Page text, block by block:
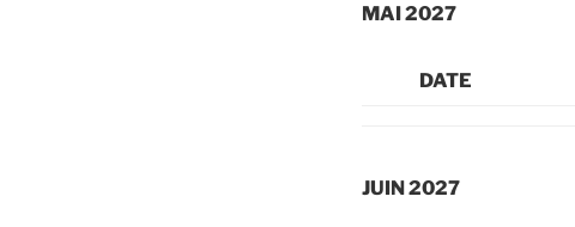
MAI 2027
DATE
JUIN 2027